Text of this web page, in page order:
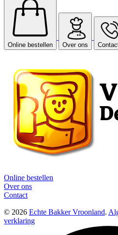
Online bestellen Over ons
Online bestellen
Over ons
Contact
© 2026 Echte Bakker Vroonland.
verklaring